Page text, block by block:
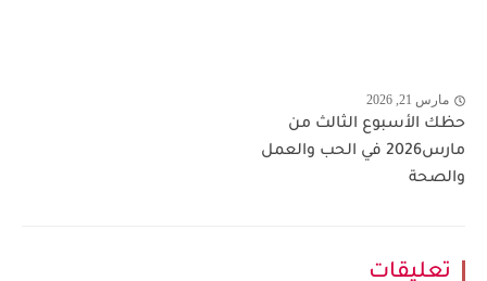
مارس 21, 2026
حظك الأسبوع الثالث من
مارس2026 في الحب والعمل
والصحة
تعليقات